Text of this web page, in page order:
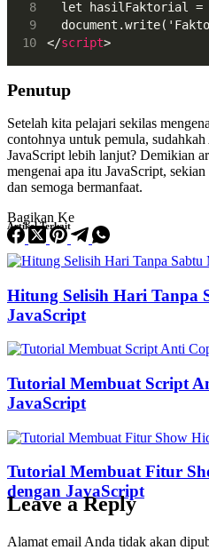
let hasilFaktorial =
</script>
Penutup
Setelah kita pelajari sekilas
contohnya untuk pemula,
JavaScript lebih lanjut? Demikian
mengenai apa itu JavaScript,
dan semoga bermanfaat.
Bagikan Ke
Artikel Terkait
Hitung Selisih Hari Tanpa
JavaScript
Tutorial Membuat Script
JavaScript
Tutorial Membuat Fitur
dengan JavaScript
Leave a Reply
Alamat email Anda tidak akan